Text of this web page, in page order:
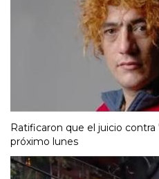
Ratificaron que el juicio
próximo lunes